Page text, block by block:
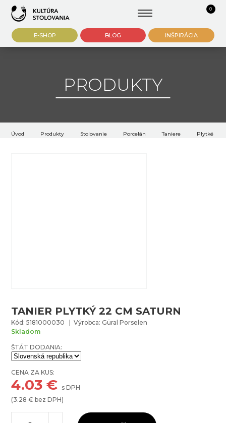
0
E-SHOP BLOG INŠPIRÁCIA
PRODUKTY
Úvod Produkty Stolovanie Porcelán Taniere Plytké
TANIER PLYTKÝ 22 CM SATURN
Kód: 5181000030 | Výrobca: Güral Porselen
Skladom
ŠTÁT DODANIA:
CENA ZA KUS:
4.03 € s DPH
(3.28 € bez DPH)